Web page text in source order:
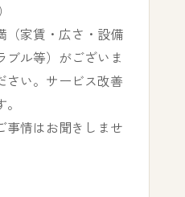
（家賃・広さ・設備
ブル等）がございま
さい。サービス改善
情はお聞きしませ